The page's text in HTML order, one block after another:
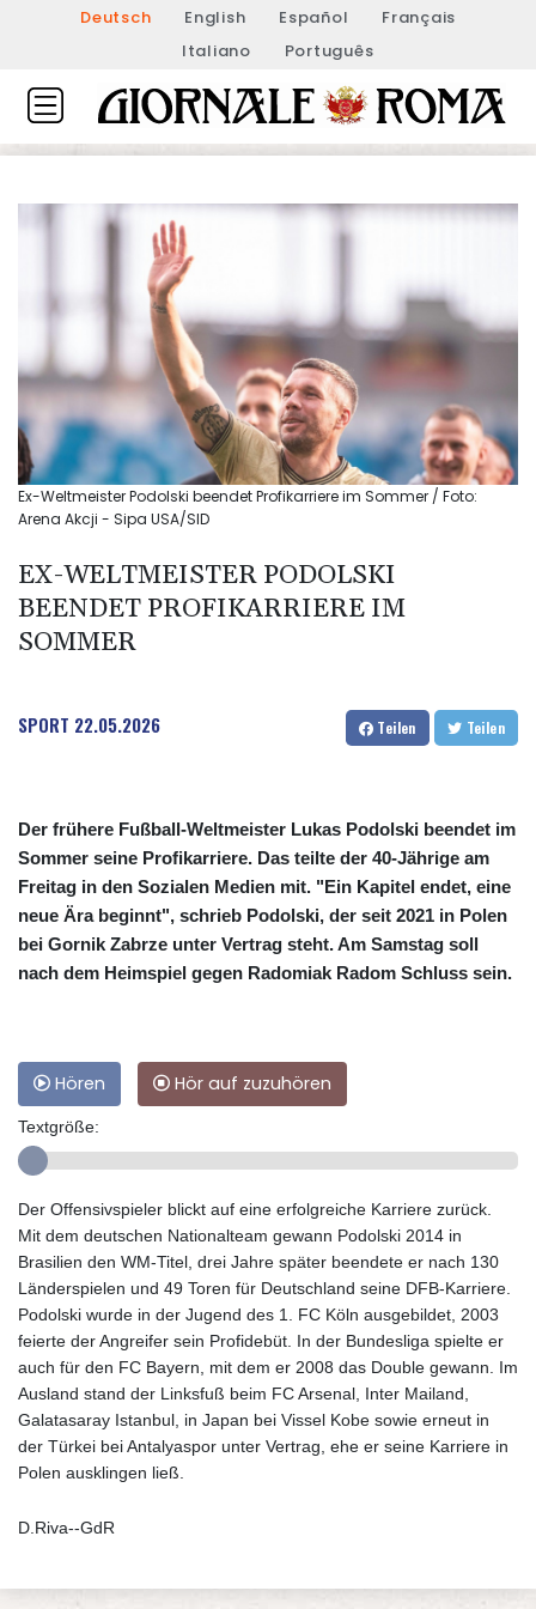
Deutsch English Español
Français
Italiano
Português
Ex-Weltmeister Podolski beendet Profikarriere im Sommer / Foto:
Arena Akcji - Sipa USA/SID
EX-WELTMEISTER PODOLSKI
BEENDET PROFIKARRIERE IM
SOMMER
SPORT 22.05.2026 Teilen Teilen
Der frühere Fußball-Weltmeister Lukas Podolski beendet im
Sommer seine Profikarriere. Das teilte der 40-Jährige am
Freitag in den Sozialen Medien mit. "Ein Kapitel endet, eine
neue Ära beginnt", schrieb Podolski, der seit 2021 in Polen
bei Gornik Zabrze unter Vertrag steht. Am Samstag soll
nach dem Heimspiel gegen Radomiak Radom Schluss sein.
Hören Hör auf zuzuhören
Textgröße:
Der Offensivspieler blickt auf eine erfolgreiche Karriere zurück.
Mit dem deutschen Nationalteam gewann Podolski 2014 in
Brasilien den WM-Titel, drei Jahre später beendete er nach 130
Länderspielen und 49 Toren für Deutschland seine DFB-Karriere.
Podolski wurde in der Jugend des 1. FC Köln ausgebildet, 2003
feierte der Angreifer sein Profidebüt. In der Bundesliga spielte er
auch für den FC Bayern, mit dem er 2008 das Double gewann. Im
Ausland stand der Linksfuß beim FC Arsenal, Inter Mailand,
Galatasaray Istanbul, in Japan bei Vissel Kobe sowie erneut in
der Türkei bei Antalyaspor unter Vertrag, ehe er seine Karriere in
Polen ausklingen ließ.
D.Riva--GdR